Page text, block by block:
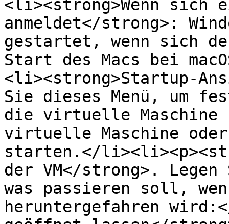
<li><strong>Wenn sich
anmeldet</strong>:
gestartet, wenn sich der
Start des Macs bei
<li><strong>Startup-
Sie dieses Menü, um
die virtuelle
virtuelle Maschine oder
starten.</
der VM</strong>.
was passieren soll,
heruntergefahren